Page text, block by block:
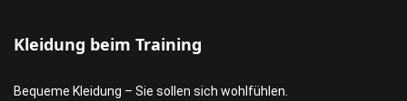
Kleidung beim Training
Bequeme Kleidung – Sie sollen sich wohlfühlen.